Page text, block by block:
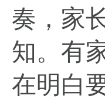
奏，家
知。有
在明白